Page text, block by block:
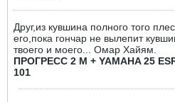
Друг,из кувшина полного того
его,пока гончар не вылепит
твоего и моего... Омар Хайям.
ПРОГРЕСС 2 М + YAMAHA 25
101